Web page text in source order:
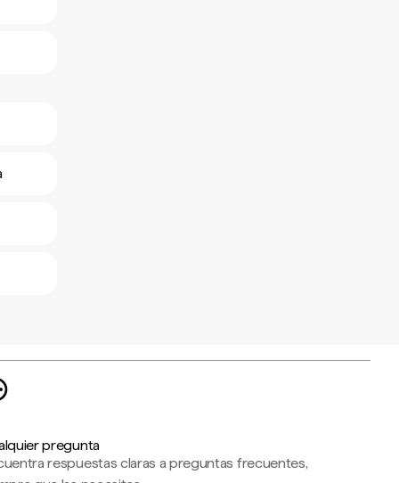
pregunta
respuestas claras a preguntas frecuentes,